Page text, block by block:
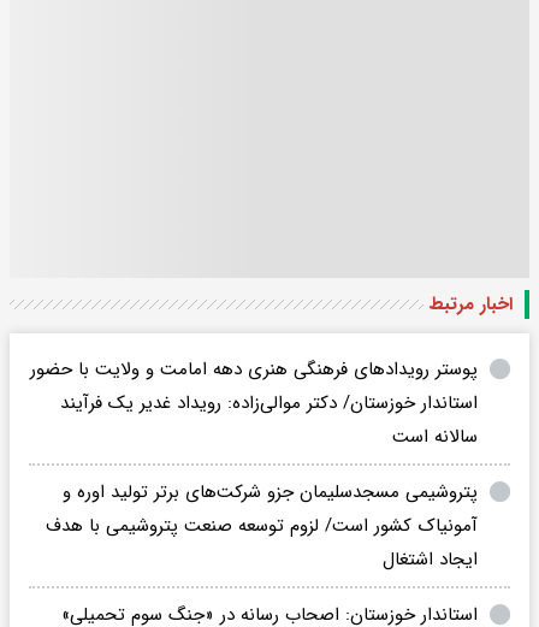
اخبار مرتبط
پوستر رویدادهای فرهنگی هنری دهه امامت و ولایت با حضور
استاندار خوزستان/ دکتر موالی‌زاده: رویداد غدیر یک فرآیند
سالانه است
پتروشیمی مسجدسلیمان جزو شرکت‌های برتر تولید اوره و
آمونیاک کشور است/ لزوم توسعه صنعت پتروشیمی با هدف
ایجاد اشتغال
استاندار خوزستان: اصحاب رسانه در «جنگ سوم تحمیلی»